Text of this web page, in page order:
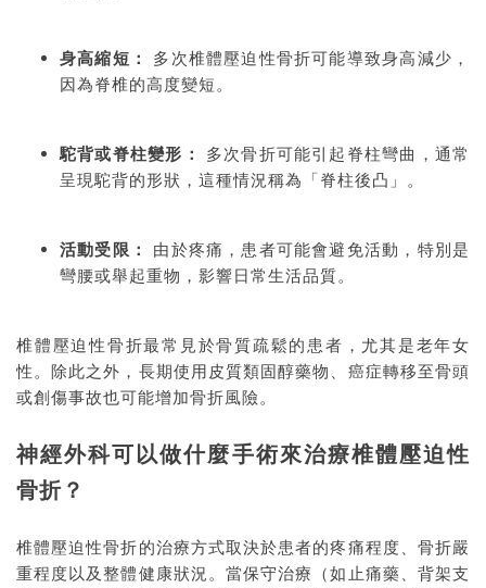
身高縮短：
多次椎體壓迫性骨折可能導致身高減少，
因為脊椎的高度變短。
駝背或脊柱變形：
多次骨折可能引起脊柱彎曲，通常
呈現駝背的形狀，這種情況稱為「脊柱後凸」。
活動受限：
由於疼痛，患者可能會避免活動，特別是
彎腰或舉起重物，影響日常生活品質。
椎體壓迫性骨折最常見於骨質疏鬆的患者，尤其是老年女
性。除此之外，長期使用皮質類固醇藥物、癌症轉移至骨頭
或創傷事故也可能增加骨折風險。
神經外科可以做什麼手術來治療椎體壓迫性
骨折？
椎體壓迫性骨折的治療方式取決於患者的疼痛程度、骨折嚴
重程度以及整體健康狀況。當保守治療（如止痛藥、背架支